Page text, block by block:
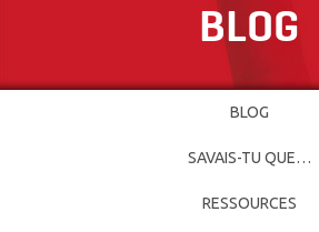
BLOG
BLOG
SAVAIS-TU QUE…
RESSOURCES